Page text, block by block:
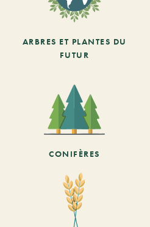
ARBRES ET PLANTES DU
FUTUR
CONIFÈRES